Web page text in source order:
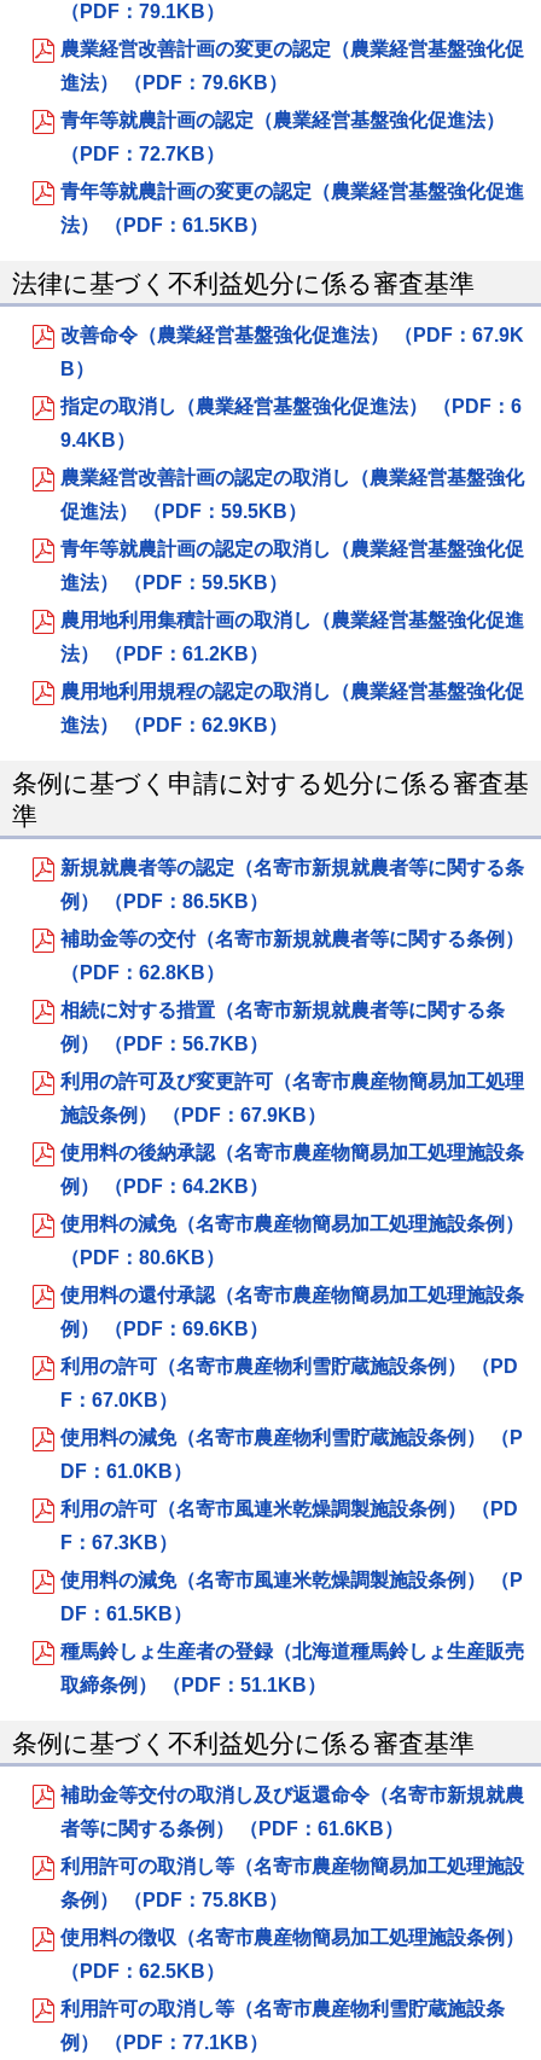
（PDF：79.1KB）
農業経営改善計画の変更の認定（農業経営基盤強化促
進法） （PDF：79.6KB）
青年等就農計画の認定（農業経営基盤強化促進法）
（PDF：72.7KB）
青年等就農計画の変更の認定（農業経営基盤強化促進
法） （PDF：61.5KB）
法律に基づく不利益処分に係る審査基準
改善命令（農業経営基盤強化促進法） （PDF：67.9K
B）
指定の取消し（農業経営基盤強化促進法） （PDF：6
9.4KB）
農業経営改善計画の認定の取消し（農業経営基盤強化
促進法） （PDF：59.5KB）
青年等就農計画の認定の取消し（農業経営基盤強化促
進法） （PDF：59.5KB）
農用地利用集積計画の取消し（農業経営基盤強化促進
法） （PDF：61.2KB）
農用地利用規程の認定の取消し（農業経営基盤強化促
進法） （PDF：62.9KB）
条例に基づく申請に対する処分に係る審査基
準
新規就農者等の認定（名寄市新規就農者等に関する条
例） （PDF：86.5KB）
補助金等の交付（名寄市新規就農者等に関する条例）
（PDF：62.8KB）
相続に対する措置（名寄市新規就農者等に関する条
例） （PDF：56.7KB）
利用の許可及び変更許可（名寄市農産物簡易加工処理
施設条例） （PDF：67.9KB）
使用料の後納承認（名寄市農産物簡易加工処理施設条
例） （PDF：64.2KB）
使用料の減免（名寄市農産物簡易加工処理施設条例）
（PDF：80.6KB）
使用料の還付承認（名寄市農産物簡易加工処理施設条
例） （PDF：69.6KB）
利用の許可（名寄市農産物利雪貯蔵施設条例） （PD
F：67.0KB）
使用料の減免（名寄市農産物利雪貯蔵施設条例） （P
DF：61.0KB）
利用の許可（名寄市風連米乾燥調製施設条例） （PD
F：67.3KB）
使用料の減免（名寄市風連米乾燥調製施設条例） （P
DF：61.5KB）
種馬鈴しょ生産者の登録（北海道種馬鈴しょ生産販売
取締条例） （PDF：51.1KB）
条例に基づく不利益処分に係る審査基準
補助金等交付の取消し及び返還命令（名寄市新規就農
者等に関する条例） （PDF：61.6KB）
利用許可の取消し等（名寄市農産物簡易加工処理施設
条例） （PDF：75.8KB）
使用料の徴収（名寄市農産物簡易加工処理施設条例）
（PDF：62.5KB）
利用許可の取消し等（名寄市農産物利雪貯蔵施設条
例） （PDF：77.1KB）